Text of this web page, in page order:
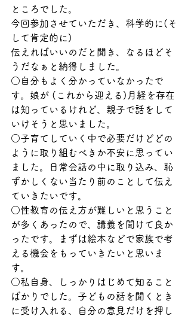
ところでした。
今回参加させていただき、科学的に(そ
して肯定的に)
伝えればいいのだと聞き、なるほどそ
うだなぁと納得しました。
○自分もよく分かっていなかったで
す。娘が (これから迎える)月経を存在
は知っているけれど、親子で話をして
いけそうと思いました。
○子育てしていく中で必要だけどどの
ように取り組むべきか不安に思ってい
ました。日常会話の中に取り込み、恥
ずかしくない当たり前のことして伝え
ていきたいです。
○性教育の伝え方が難しいと思うこと
が多くあったので、講義を聞けて良か
ったです。まずは絵本などで家族で考
える機会をもっていきたいと思いま
す。
○私自身、しっかりはじめて知ること
ばかりでした。子どもの話を聞くとき
に受け入れる、自分の意見だけを押し